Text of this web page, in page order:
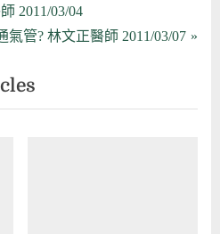
2011/03/04
氣管? 林文正醫師 2011/03/07